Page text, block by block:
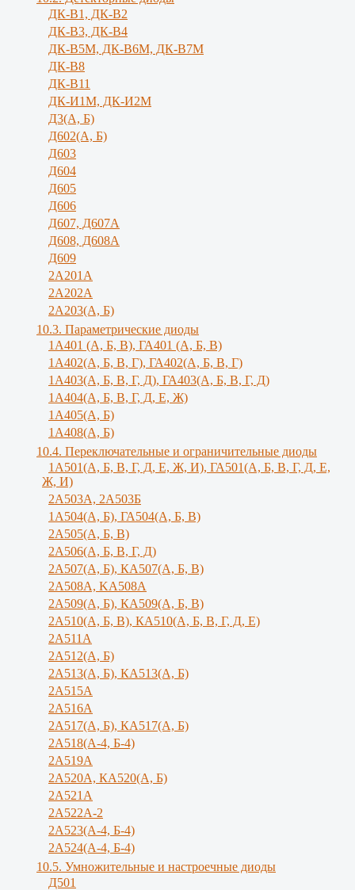
ДК-В1, ДК-В2
ДК-В3, ДК-В4
ДК-В5М, ДК-В6М, ДК-В7М
ДК-В8
ДК-В11
ДК-И1М, ДК-И2М
Д3(А, Б)
Д602(А, Б)
Д603
Д604
Д605
Д606
Д607, Д607А
Д608, Д608А
Д609
2А201А
2А202А
2А203(А, Б)
10.3. Параметрические диоды
1A401 (А, Б, В), ГА401 (А, Б, В)
1А402(А, Б, В, Г), ГА402(А, Б, В, Г)
1А403(А, Б, В, Г, Д), ГА403(А, Б, В, Г, Д)
1А404(А, Б, В, Г, Д, Е, Ж)
1А405(А, Б)
1А408(А, Б)
10.4. Переключательные и ограничительные диоды
1А501(А, Б, В, Г, Д, E, Ж, И), ГА501(А, Б, В, Г, Д, Е,
Ж, И)
2A503A, 2А503Б
1А504(А, Б), ГА504(А, Б, В)
2А505(А, Б, B)
2А506(А, Б, В, Г, Д)
2А507(А, Б), КА507(А, Б, В)
2А508А, KA508A
2А509(А, Б), КА509(А, Б, В)
2А510(А, Б, В), КА510(А, Б, В, Г, Д, Е)
2А511А
2А512(А, Б)
2А513(А, Б), КА513(А, Б)
2А515А
2A516A
2А517(А, Б), КА517(А, Б)
2А518(А-4, Б-4)
2A519A
2А520А, КА520(А, Б)
2А521А
2А522А-2
2А523(А-4, Б-4)
2А524(А-4, Б-4)
10.5. Умножительные и настроечные диоды
Д501